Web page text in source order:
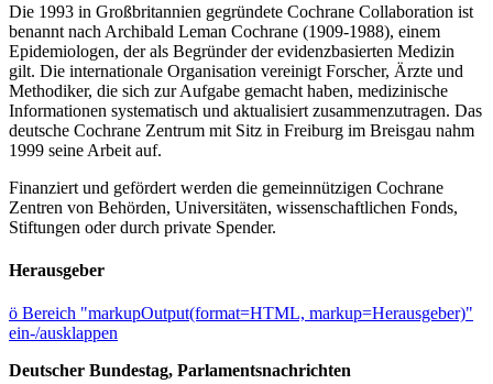
Die 1993 in Großbritannien gegründete Cochrane Collaboration ist
benannt nach Archibald Leman Cochrane (1909-1988), einem
Epidemiologen, der als Begründer der evidenzbasierten Medizin
gilt. Die internationale Organisation vereinigt Forscher, Ärzte und
Methodiker, die sich zur Aufgabe gemacht haben, medizinische
Informationen systematisch und aktualisiert zusammenzutragen. Das
deutsche Cochrane Zentrum mit Sitz in Freiburg im Breisgau nahm
1999 seine Arbeit auf.
Finanziert und gefördert werden die gemeinnützigen Cochrane
Zentren von Behörden, Universitäten, wissenschaftlichen Fonds,
Stiftungen oder durch private Spender.
Herausgeber
ö Bereich "markupOutput(format=HTML, markup=Herausgeber)"
ein-/ausklappen
Deutscher Bundestag, Parlamentsnachrichten